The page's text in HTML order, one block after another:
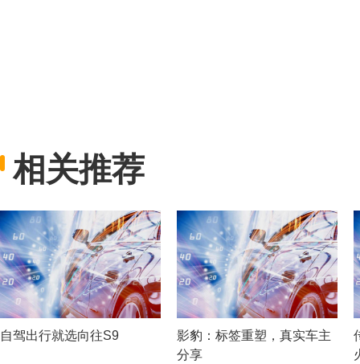
相关推荐
自驾出行就选向往S9
影豹：标签重塑，真实车主
分享